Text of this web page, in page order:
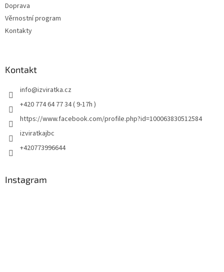
Doprava
Věrnostní program
Kontakty
Kontakt
info@izviratka.cz
+420 774 64 77 34 ( 9-17h )
https://www.facebook.com/profile.php?id=100063830512584
izviratkajbc
+420773996644
Instagram